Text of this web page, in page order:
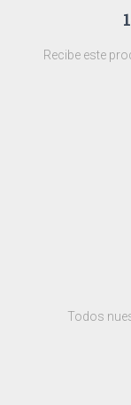
Recibe este
Todos